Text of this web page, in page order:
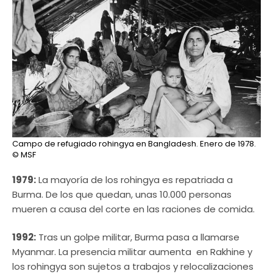
Campo de refugiado rohingya en Bangladesh. Enero de 1978.
© MSF
1979:La mayoría de los rohingya es repatriada a
Burma. De los que quedan, unas 10.000 personas
mueren a causa del corte en las raciones de comida.
1992: Tras un golpe militar, Burma pasa a llamarse
Myanmar. La presencia militar aumenta en Rakhine y
los rohingya son sujetos a trabajos y relocalizaciones